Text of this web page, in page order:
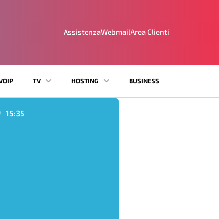
AssistenzaWebmailArea Clienti
TV HOSTING BUSINESS
15:35